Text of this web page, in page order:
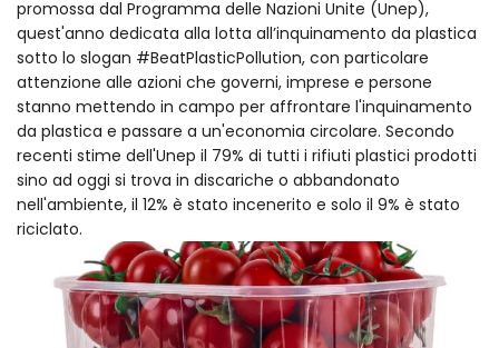
promossa dal Programma delle Nazioni Unite (Unep),
quest'anno dedicata alla lotta all’inquinamento da plastica
sotto lo slogan #BeatPlasticPollution, con particolare
attenzione alle azioni che governi, imprese e persone
stanno mettendo in campo per affrontare l'inquinamento
da plastica e passare a un'economia circolare. Secondo
recenti stime dell'Unep il 79% di tutti i rifiuti plastici prodotti
sino ad oggi si trova in discariche o abbandonato
nell'ambiente, il 12% è stato incenerito e solo il 9% è stato
riciclato.